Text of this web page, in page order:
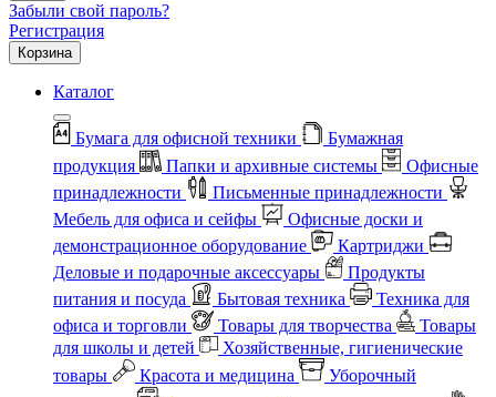
Забыли свой пароль?
Регистрация
Корзина
Каталог
Бумага для офисной техники
Бумажная
продукция
Папки и архивные системы
Офисные
принадлежности
Письменные принадлежности
Мебель для офиса и сейфы
Офисные доски и
демонстрационное оборудование
Картриджи
Деловые и подарочные аксессуары
Продукты
питания и посуда
Бытовая техника
Техника для
офиса и торговли
Товары для творчества
Товары
для школы и детей
Хозяйственные, гигиенические
товары
Красота и медицина
Уборочный